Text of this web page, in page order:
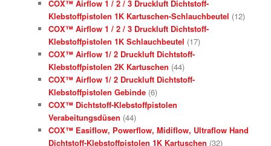
COX™ Airflow 1 / 2 / 3 Druckluft Dichtstoff-
Klebstoffpistolen 1K Kartuschen-Schlauchbeutel (12)
COX™ Airflow 1 / 2 / 3 Druckluft Dichtstoff-
Klebstoffpistolen 1K Schlauchbeutel (17)
COX™ Airflow 1/ 2 Druckluft Dichtstoff-
Klebstoffpistolen 2K Kartuschen (44)
COX™ Airflow 1/ 2 Druckluft Dichtstoff-
Klebstoffpistolen Gebinde (6)
COX™ Dichtstoff-Klebstoffpistolen
Verabeitungsdüsen (44)
COX™ Easiflow, Powerflow, Midiflow, Ultraflow Hand
Dichtstoff-Klebstoffpistolen 1K Kartuschen (32)